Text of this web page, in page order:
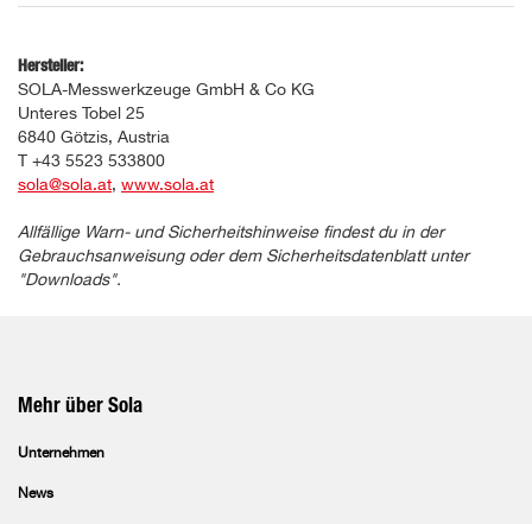
Hersteller:
SOLA-Messwerkzeuge GmbH & Co KG
Unteres Tobel 25
6840 Götzis, Austria
T +43 5523 533800
sola@sola.at, www.sola.at
Allfällige Warn- und Sicherheitshinweise findest du in der
Gebrauchsanweisung oder dem Sicherheitsdatenblatt unter
"Downloads".
Mehr über Sola
Unternehmen
News